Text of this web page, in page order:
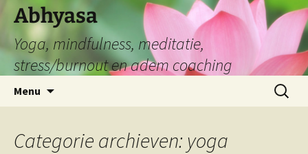
Abhyasa
Yoga, mindfulness, meditatie,
stress/burnout en adem coaching
Menu
inhoud
Zoeken
naar:
Categorie archieven: yoga